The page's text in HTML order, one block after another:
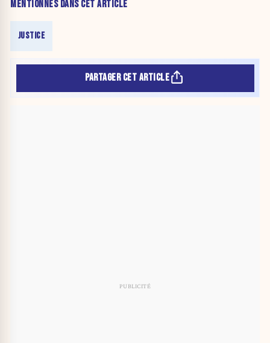
MENTIONNÉS DANS CET ARTICLE
JUSTICE
PARTAGER CET ARTICLE